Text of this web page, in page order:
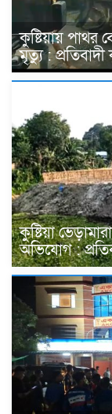
কুষ্টিয়ায় পাথর
মৃত্যু : প্রতিবাদী
কুষ্টিয়া
অভিযোগ :